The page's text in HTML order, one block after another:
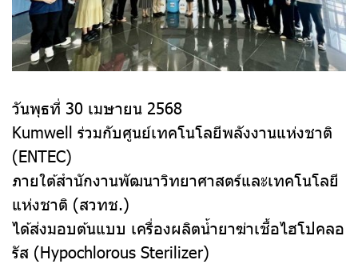
วันพุธที่ 30 เมษายน 2568
Kumwell ร่วมกับศูนย์เทคโนโลยีพลังงานแห่งชาติ
(ENTEC)
ภายใต้สำนักงานพัฒนาวิทยาศาสตร์และเทคโนโลยี
แห่งชาติ (สวทช.)
ได้ส่งมอบต้นแบบ เครื่องผลิตน้ำยาฆ่าเชื้อไฮโปคลอ
รัส (Hypochlorous Sterilizer)